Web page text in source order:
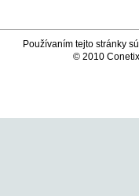
Používaním tejto stránky
© 2010